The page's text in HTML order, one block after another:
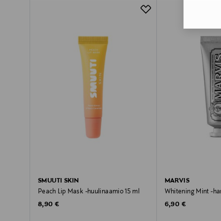
SMUUTI SKIN
Peach Lip Mask -huulinaamio 15 ml
Original Price
8,90 €
MARVIS
Whitening Mint -
Original Price
6,90 €